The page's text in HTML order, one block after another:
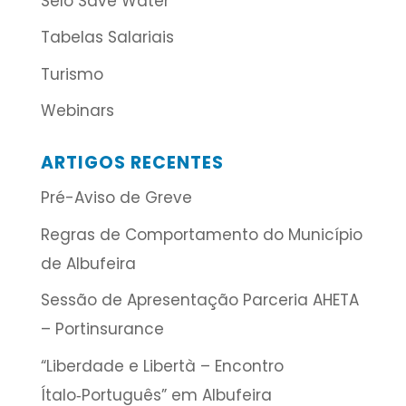
Tabelas Salariais
Turismo
Webinars
ARTIGOS RECENTES
Pré-Aviso de Greve
Regras de Comportamento do Município
de Albufeira
Sessão de Apresentação Parceria AHETA
– Portinsurance
“Liberdade e Libertà – Encontro
Ítalo‑Português” em Albufeira